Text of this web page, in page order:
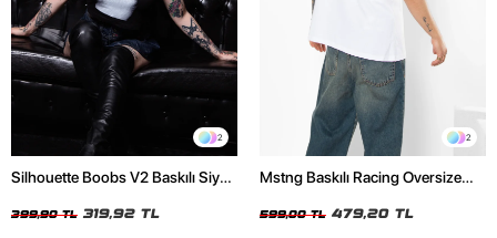
2
Silhouette Boobs V2 Baskılı Siyah
399,90 TL 319,92 TL
2
Mstng Baskılı Racing Oversize
599,00 TL 479,20 TL